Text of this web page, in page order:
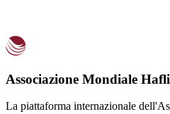
Associazione Mondiale
La piattaforma internazionale